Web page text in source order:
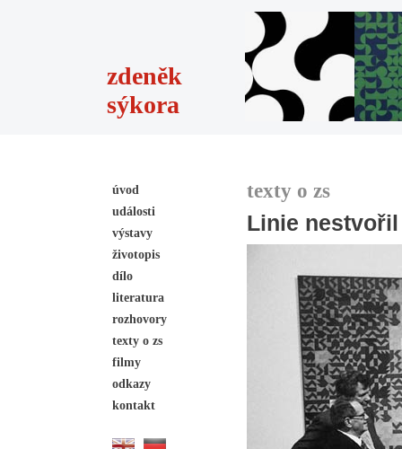
zdeněk
sýkora
úvod
události
výstavy
životopis
dílo
literatura
rozhovory
texty o zs
filmy
odkazy
kontakt
texty o zs
Linie